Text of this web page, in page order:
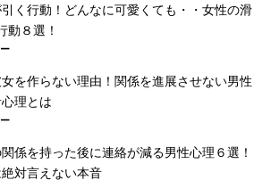
く行動！どんなに可愛くても・・女性の滑
動８選！
を作らない理由！関係を進展させない男性
理とは
係を持った後に連絡が減る男性心理６選！
対言えない本音